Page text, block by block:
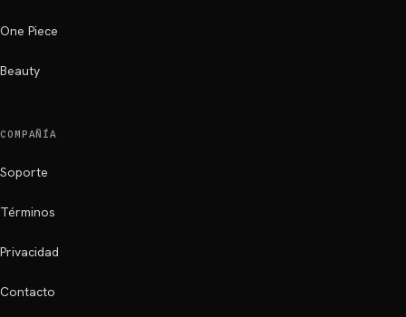
One Piece
Beauty
COMPAÑÍA
Soporte
Términos
Privacidad
Contacto